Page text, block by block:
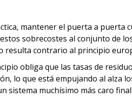
mantener el puerta a puerta
sobrecostes al conjunto de
resulta contrario al principio
obliga que las tasas de
lo que está empujando al alza
sistema muchísimo más caro